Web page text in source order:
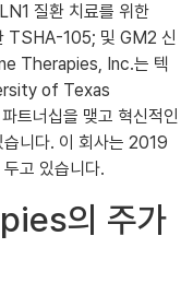
질환 치료를 위한
TSHA-105; 및 GM2 신
Therapies, Inc.는 텍
of Texas
너십을 맺고 혁신적인
습니다. 이 회사는 2019
고 있습니다.
의 주가